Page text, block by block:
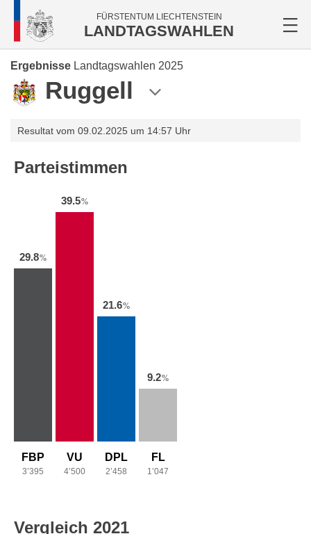
FÜRSTENTUM LIECHTENSTEIN
LANDTAGSWAHLEN
Ergebnisse Landtagswahlen 2025
Ruggell
Resultat vom 09.02.2025 um 14:57 Uhr
Parteistimmen
29.8%
FBP
3’395
39.5%
VU
4’500
21.6%
DPL
2’458
9.2%
FL
1’047
Vergleich 2021